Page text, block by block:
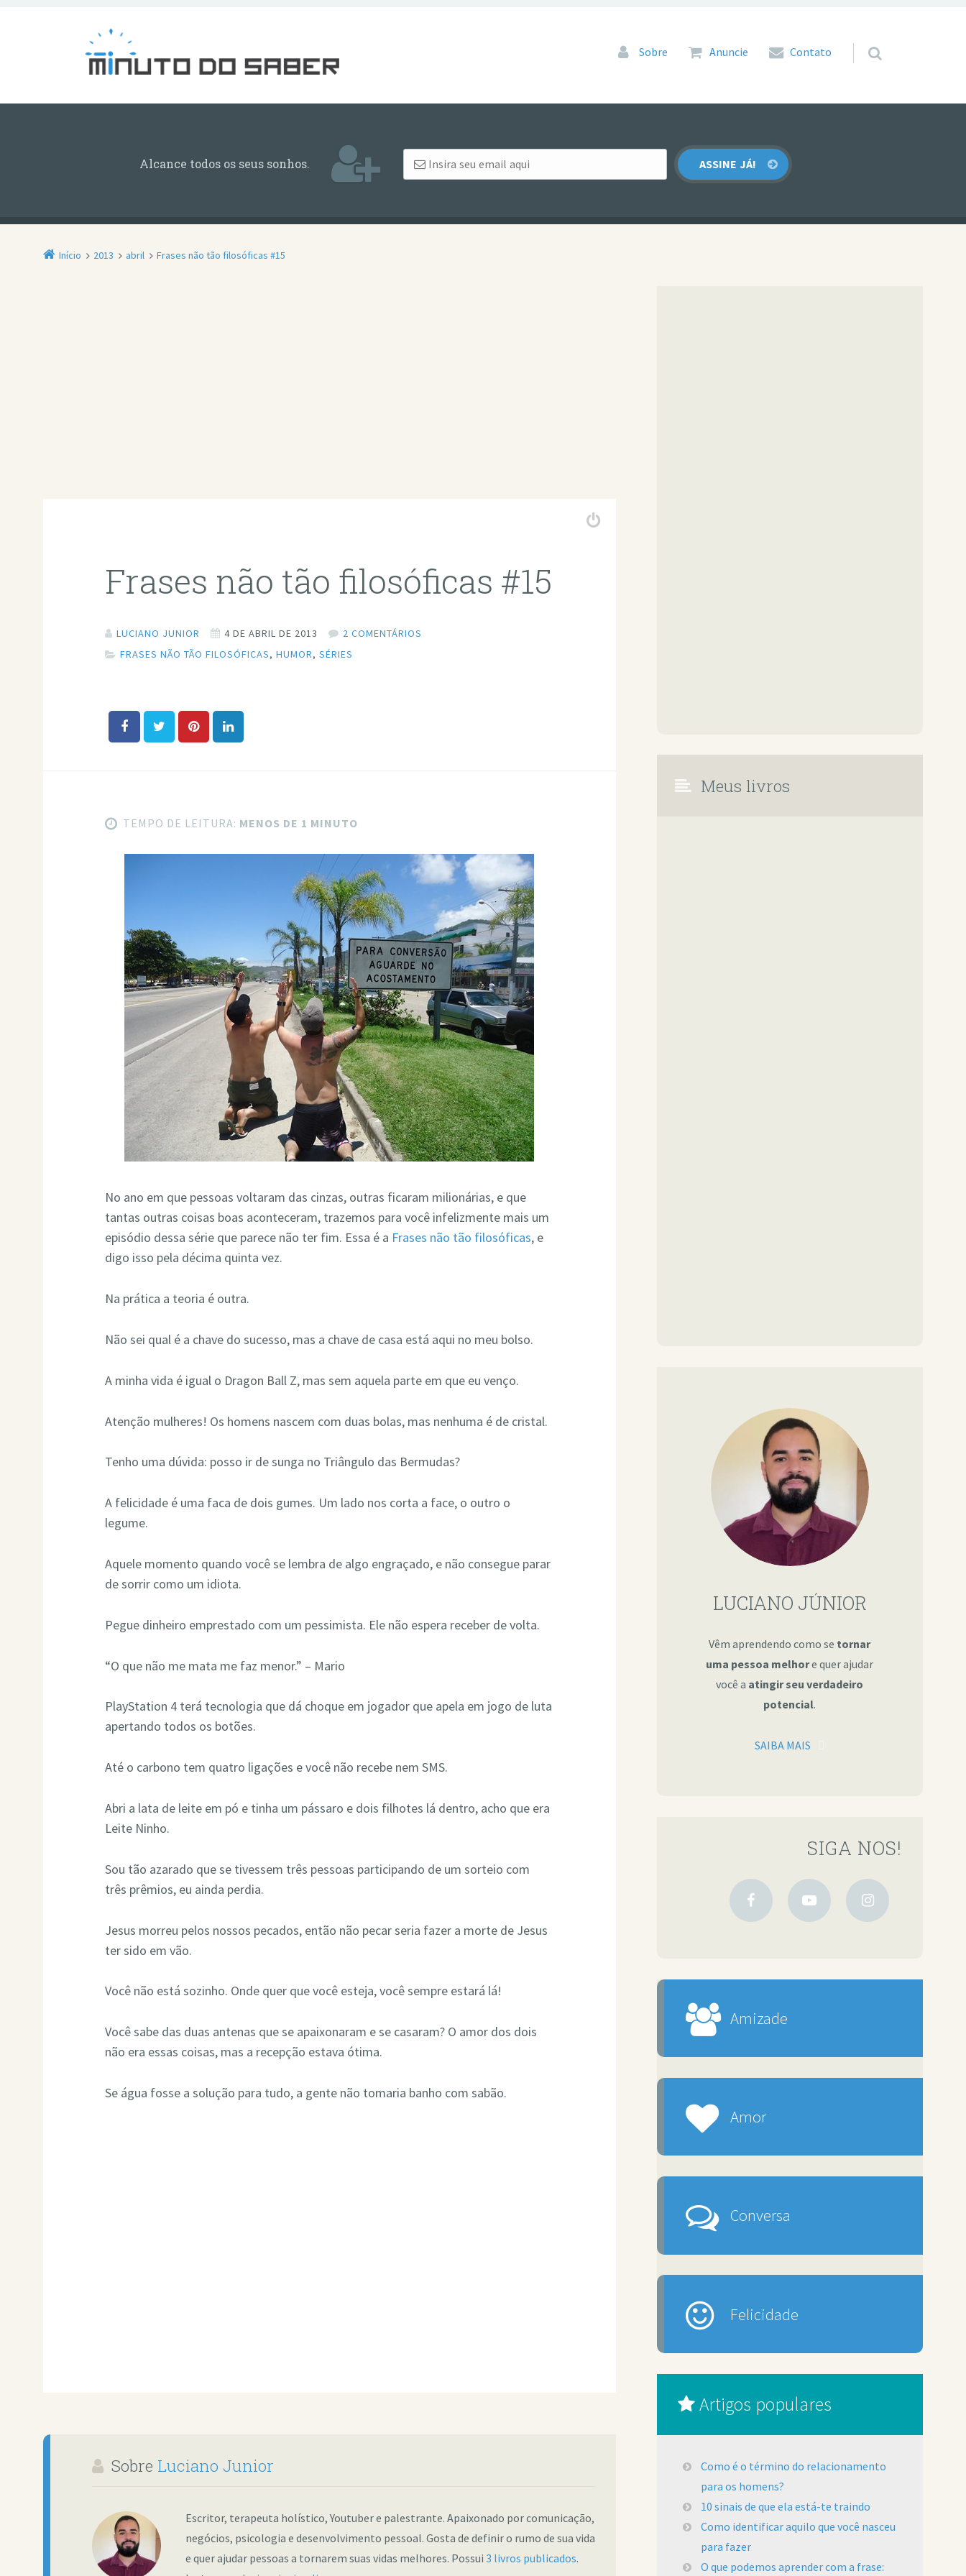
Pular para o conteúdo
Sobre Anuncie Contato
Alcance todos os seus sonhos.
Início 2013 abril Frases não tão filosóficas #15
Frases não tão filosóficas #15
LUCIANO JUNIOR 4 DE ABRIL DE 2013
2 COMENTÁRIOS
FRASES NÃO TÃO FILOSÓFICAS,HUMOR,SÉRIES
TEMPO DE LEITURA: MENOS DE 1 MINUTO
No ano em que pessoas voltaram das cinzas, outras ficaram milionárias, e que
tantas outras coisas boas aconteceram, trazemos para você infelizmente mais um
episódio dessa série que parece não ter fim. Essa é a Frases não tão filosóficas, e
digo isso pela décima quinta vez.
Na prática a teoria é outra.
Não sei qual é a chave do sucesso, mas a chave de casa está aqui no meu bolso.
A minha vida é igual o Dragon Ball Z, mas sem aquela parte em que eu venço.
Atenção mulheres! Os homens nascem com duas bolas, mas nenhuma é de cristal.
Tenho uma dúvida: posso ir de sunga no Triângulo das Bermudas?
A felicidade é uma faca de dois gumes. Um lado nos corta a face, o outro o
legume.
Aquele momento quando você se lembra de algo engraçado, e não consegue parar
de sorrir como um idiota.
Pegue dinheiro emprestado com um pessimista. Ele não espera receber de volta.
“O que não me mata me faz menor.” – Mario
PlayStation 4 terá tecnologia que dá choque em jogador que apela em jogo de luta
apertando todos os botões.
Até o carbono tem quatro ligações e você não recebe nem SMS.
Abri a lata de leite em pó e tinha um pássaro e dois filhotes lá dentro, acho que era
Leite Ninho.
Sou tão azarado que se tivessem três pessoas participando de um sorteio com
três prêmios, eu ainda perdia.
Jesus morreu pelos nossos pecados, então não pecar seria fazer a morte de Jesus
ter sido em vão.
Você não está sozinho. Onde quer que você esteja, você sempre estará lá!
Você sabe das duas antenas que se apaixonaram e se casaram? O amor dos dois
não era essas coisas, mas a recepção estava ótima.
Se água fosse a solução para tudo, a gente não tomaria banho com sabão.
Sobre Luciano Junior
Escritor, terapeuta holístico, Youtuber e palestrante. Apaixonado por comunicação,
negócios, psicologia e desenvolvimento pessoal. Gosta de definir o rumo de sua vida
e quer ajudar pessoas a tornarem suas vidas melhores. Possui 3 livros publicados.
Meus livros
LUCIANO JÚNIOR
Vêm aprendendo como se tornar
uma pessoa melhore quer ajudar
você a atingir seu verdadeiro
potencial.
SAIBA MAIS
SIGA NOS!
Amizade
Amor
Conversa
Felicidade
Artigos populares
Como é o término do relacionamento
para os homens?
10 sinais de que ela está-te traindo
Como identificar aquilo que você nasceu
para fazer
O que podemos aprender com a frase: